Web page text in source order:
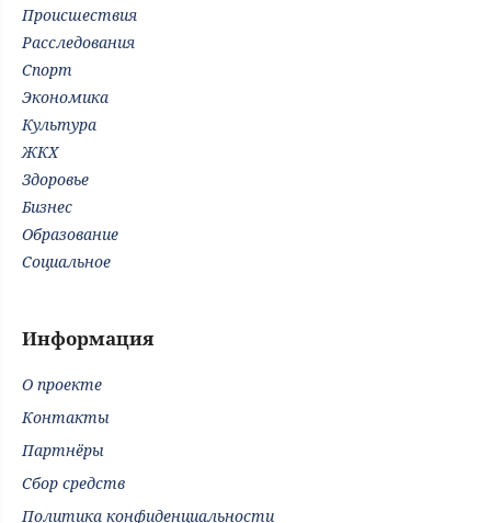
Происшествия
Расследования
Спорт
Экономика
Культура
ЖКХ
Здоровье
Бизнес
Образование
Социальное
Информация
О проекте
Контакты
Партнёры
Сбор средств
Политика конфиденциальности